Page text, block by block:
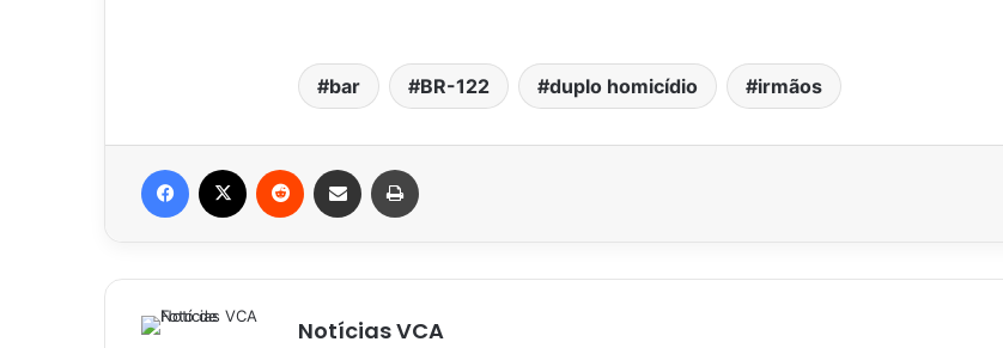
bar BR-122 duplo homicídio irmãos
Facebook Reddit Compartilhar via e-mail
Notícias VCA